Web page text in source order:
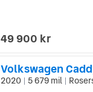
49 900 kr
Volkswagen
2020 5 679 mil